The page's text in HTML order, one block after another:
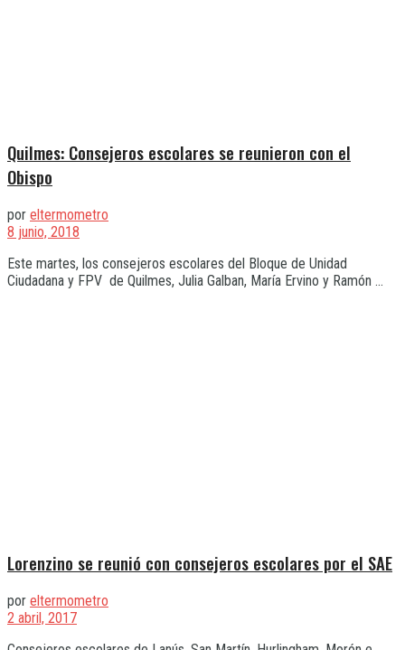
Quilmes: Consejeros escolares se reunieron con el
Obispo
por eltermometro
8 junio, 2018
Este martes, los consejeros escolares del Bloque de Unidad
Ciudadana y FPV de Quilmes, Julia Galban, María Ervino y Ramón ...
Lorenzino se reunió con consejeros escolares por el SAE
por eltermometro
2 abril, 2017